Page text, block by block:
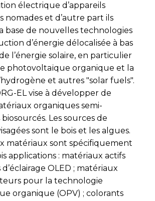
électrique d’appareils
nomades et d’autre part ils
base de nouvelles technologies
d’énergie délocalisée à bas
l’énergie solaire, en particulier
photovoltaïque organique et la
et autres "solar fuels".
EL vise à développer de
organiques semi-
Les sources de
sont le bois et les algues.
matériaux sont spécifiquement
applications : matériaux actifs
OLED ; matériaux
pour la technologie
organique (OPV) ; colorants